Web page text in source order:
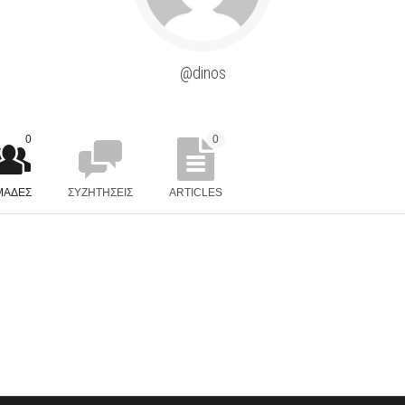
@dinos
0
ΣΥΖΗΤΉΣΕΙΣ ARTICLES
0